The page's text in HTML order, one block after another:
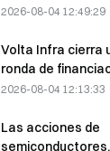
operativos más
modelos de IA en
últimas pruebas
comparativas
2026-08-04 12:49:29
Volta Infra cierra
ronda de
Serie A de $300M ,
millones de
liderada por a16z y
2026-08-04 12:13:33
Las acciones de
semiconductores